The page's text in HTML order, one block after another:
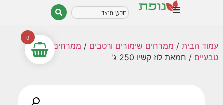
עמוד הבית / ממרחים שימורים ורטבים / ממרחים
טבעיים / חמאת לוז קשיו 250 ג'
0